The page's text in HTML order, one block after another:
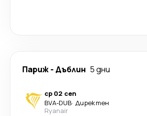
Париж- Дъблин 5 дни
ср 02 сеп
BVA-DUB· Директен
Ryanair